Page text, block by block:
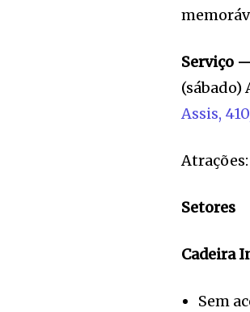
Serviço
(sábado)
Assis,
Setores
Cadeira
Sem